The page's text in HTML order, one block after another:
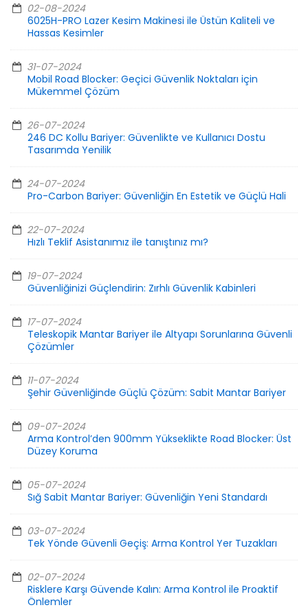
02-08-2024
6025H-PRO Lazer Kesim Makinesi ile Üstün Kaliteli ve
Hassas Kesimler
31-07-2024
Mobil Road Blocker: Geçici Güvenlik Noktaları için
Mükemmel Çözüm
26-07-2024
246 DC Kollu Bariyer: Güvenlikte ve Kullanıcı Dostu
Tasarımda Yenilik
24-07-2024
Pro-Carbon Bariyer: Güvenliğin En Estetik ve Güçlü Hali
22-07-2024
Hızlı Teklif Asistanımız ile tanıştınız mı?
19-07-2024
Güvenliğinizi Güçlendirin: Zırhlı Güvenlik Kabinleri
17-07-2024
Teleskopik Mantar Bariyer ile Altyapı Sorunlarına Güvenli
Çözümler
11-07-2024
Şehir Güvenliğinde Güçlü Çözüm: Sabit Mantar Bariyer
09-07-2024
Arma Kontrol’den 900mm Yükseklikte Road Blocker: Üst
Düzey Koruma
05-07-2024
Sığ Sabit Mantar Bariyer: Güvenliğin Yeni Standardı
03-07-2024
Tek Yönde Güvenli Geçiş: Arma Kontrol Yer Tuzakları
02-07-2024
Risklere Karşı Güvende Kalın: Arma Kontrol ile Proaktif
Önlemler